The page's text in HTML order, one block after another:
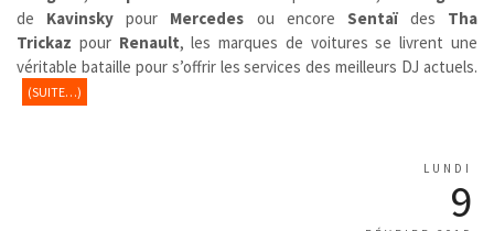
de Kavinskypour Mercedes ou encore Sentaïdes Tha
Trickaz pour Renault, les marques de voitures se livrent une
véritable bataille pour s’offrir les services des meilleurs DJ actuels.
(SUITE…)
LUNDI
9